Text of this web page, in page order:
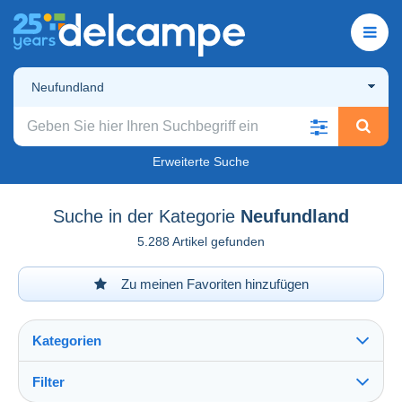
Neufundland
Erweiterte Suche
Suche in der Kategorie Neufundland
5.288 Artikel gefunden
Zu meinen Favoriten hinzufügen
Kategorien
Filter